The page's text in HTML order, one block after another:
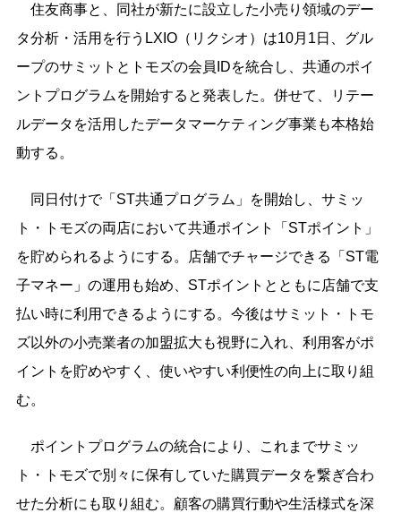
住友商事と、同社が新たに設立した小売り領域のデー
タ分析・活用を行うLXIO（リクシオ）は10月1日、グル
ープのサミットとトモズの会員IDを統合し、共通のポイ
ントプログラムを開始すると発表した。併せて、リテー
ルデータを活用したデータマーケティング事業も本格始
動する。
同日付けで「ST共通プログラム」を開始し、サミッ
ト・トモズの両店において共通ポイント「STポイント」
を貯められるようにする。店舗でチャージできる「ST電
子マネー」の運用も始め、STポイントとともに店舗で支
払い時に利用できるようにする。今後はサミット・トモ
ズ以外の小売業者の加盟拡大も視野に入れ、利用客がポ
イントを貯めやすく、使いやすい利便性の向上に取り組
む。
ポイントプログラムの統合により、これまでサミッ
ト・トモズで別々に保有していた購買データを繋ぎ合わ
せた分析にも取り組む。顧客の購買行動や生活様式を深